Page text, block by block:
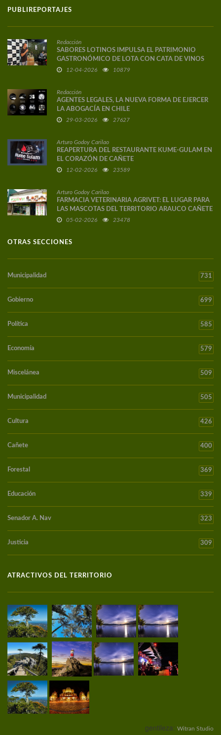
PUBLIREPORTAJES
Redacción
SABORES LOTINOS IMPULSA EL PATRIMONIO
GASTRONÓMICO DE LOTA CON CATA DE VINOS
DE AUTOR
12-04-2026 10879
Redacción
AGENTES LEGALES, LA NUEVA FORMA DE EJERCER
LA ABOGACÍA EN CHILE
29-03-2026 27627
Arturo Godoy Carilao
REAPERTURA DEL RESTAURANTE KUME-GULAM EN
EL CORAZÓN DE CAÑETE
12-02-2026 23589
Arturo Godoy Carilao
FARMACIA VETERINARIA AGRIVET: EL LUGAR PARA
LAS MASCOTAS DEL TERRITORIO ARAUCO CAÑETE
05-02-2026 23478
OTRAS SECCIONES
Municipalidad 731
Gobierno 699
Política 585
Economía 579
Miscelánea 509
Municipalidad 505
Cultura 426
Cañete 400
Forestal 369
Educación 339
Senador A. Nav 323
Justicia 309
ATRACTIVOS DEL TERRITORIO
gentileza: Witran Studio